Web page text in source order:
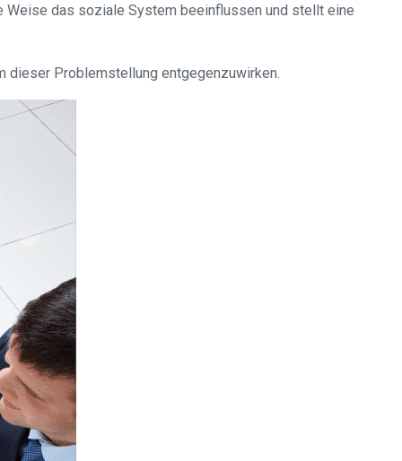
Weise das soziale System beeinflussen und stellt eine
dieser Problemstellung entgegenzuwirken.